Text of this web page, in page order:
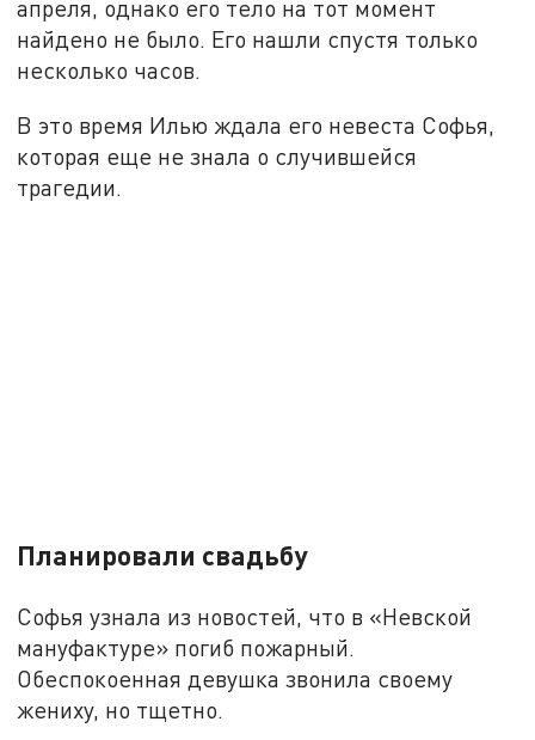
апреля, однако его тело на тот момент
найдено не было. Его нашли спустя только
несколько часов.
В это время Илью ждала его невеста Софья,
которая еще не знала о случившейся
трагедии.
Планировали свадьбу
Софья узнала из новостей, что в «Невской
мануфактуре» погиб пожарный.
Обеспокоенная девушка звонила своему
жениху, но тщетно.